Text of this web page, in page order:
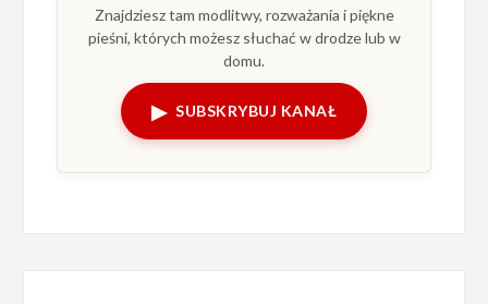
Znajdziesz tam modlitwy, rozważania i piękne
pieśni, których możesz słuchać w drodze lub w
domu.
▶ SUBSKRYBUJ KANAŁ